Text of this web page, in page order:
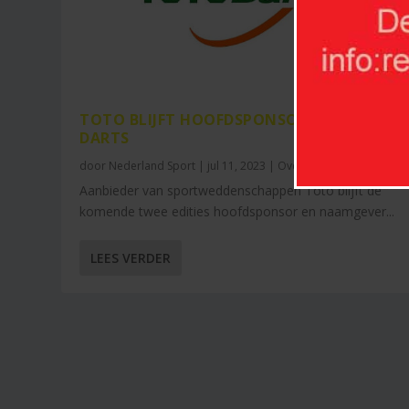
TOTO BLIJFT HOOFDSPONSOR DUTCH
DARTS
door Nederland Sport | jul 11, 2023 | Overig
Aanbieder van sportweddenschappen Toto blijft de
komende twee edities hoofdsponsor en naamgever...
LEES VERDER